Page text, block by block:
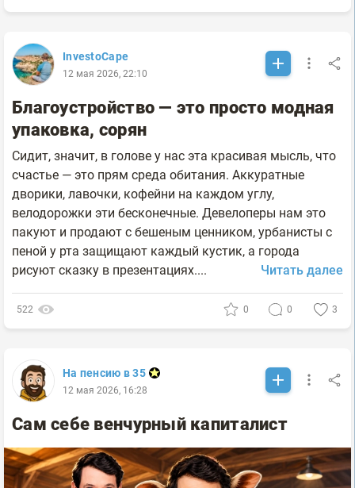
InvestoCape
12 мая 2026, 22:10
Благоустройство — это просто модная
упаковка, сорян
Сидит, значит, в голове у нас эта красивая мысль, что
счастье — это прям среда обитания. Аккуратные
дворики, лавочки, кофейни на каждом углу,
велодорожки эти бесконечные. Девелоперы нам это
пакуют и продают с бешеным ценником, урбанисты с
пеной у рта защищают каждый кустик, а города
рисуют сказку в презентациях....
Читать далее
522 0 0 3
На пенсию в 35
12 мая 2026, 16:28
Сам себе венчурный капиталист